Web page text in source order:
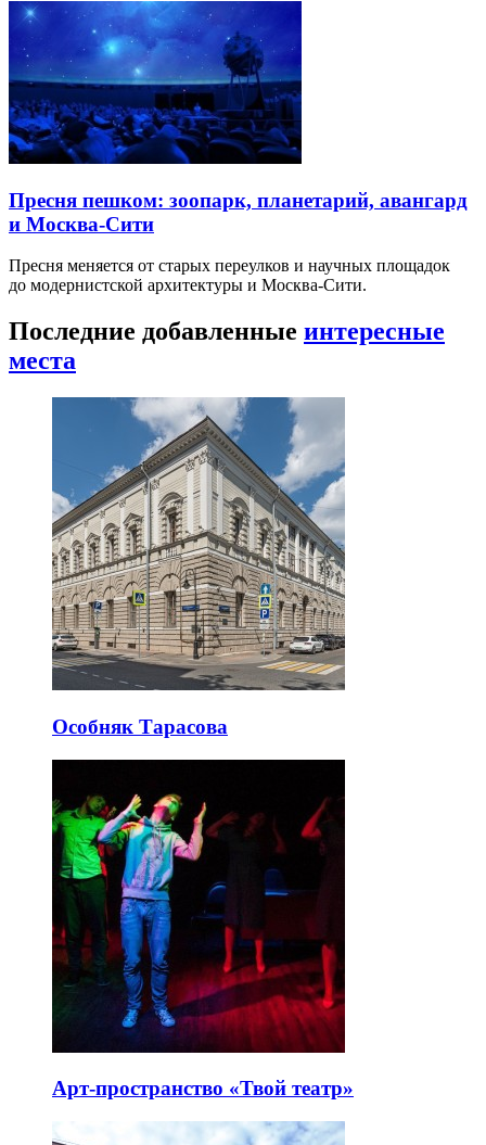
Пресня пешком: зоопарк, планетарий, авангард
и Москва-Сити
Пресня меняется от старых переулков и научных площадок
до модернистской архитектуры и Москва-Сити.
Последние добавленные интересные
места
Особняк Тарасова
Арт-пространство «Твой театр»